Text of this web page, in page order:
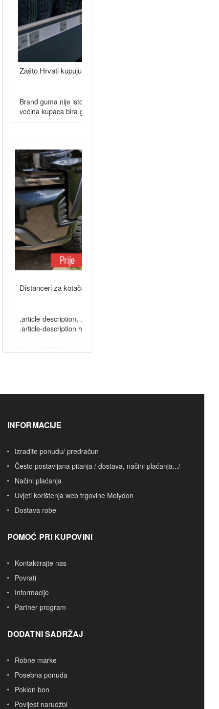
Zašto Hrvati kupuju brand guma umje..
Brand guma nije isto što i kvalitetaU praksi vidimo isti obrazac:
većina kupaca bira gume prema imenu brenda, a ne prema.....
Distanceri za kotače — što su, kako..
.article-description, .article-description p, .article-description li,
.article-description h2, .article-description h.....
INFORMACIJE
Izradite ponudu/ predračun
Često postavljana pitanja / dostava, načini plaćanja.../
Načini plaćanja
Uvjeti korištenja web trgovine Molydon
Dostava robe
POMOĆ PRI KUPOVINI
Kontaktirajte nas
Povrati
Informacije
Partner program
DODATNI SADRŽAJ
Robne marke
Posebna ponuda
Poklon bon
Povijest narudžbi